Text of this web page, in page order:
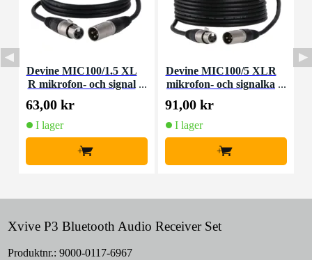
Devine MIC100/1.5 XL
R mikrofon- och signal
kabel 1,5 meter
63,00 kr
I lager
+
Devine MIC100/5 XLR
mikrofon- och signalka
bel 5 meter
91,00 kr
I lager
+
Xvive P3 Bluetooth Audio Receiver Set
Produktnr.: 9000-0117-6967